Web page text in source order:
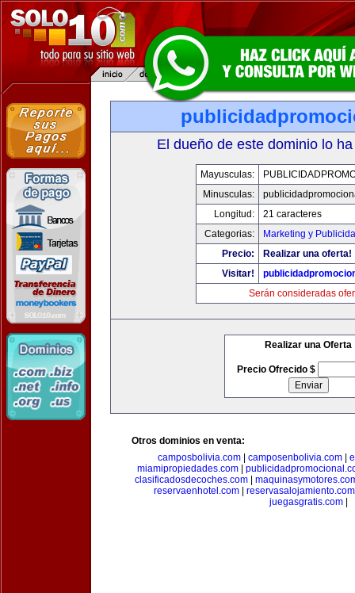
El dueño de este dominio lo
Mayusculas:
Minusculas:
Longitud:
21 caracteres
Categorias:
Marketing y
Precio:
Realizar una oferta!
Visitar!
Serán consideradas
Realizar una Oferta
Precio Ofrecido $
Otros dominios en venta:
camposbolivia.com| camposenbolivia.com|
miamipropiedades.com
clasificadosdecoches.com
reservaenhotel.com| reservasalojamiento.com
juegasgratis.com|